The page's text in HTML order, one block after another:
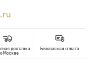
доставка
Москве
Безопасная оплата